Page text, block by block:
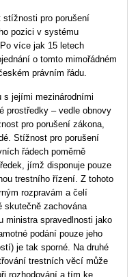
stížnosti pro porušení
pozici v systému
více jak 15 letech
o tomto mimořádném
právním řádu.
s jejími mezinárodními
prostředky – vedle obnovy
pro porušení zákona,
Stížnost pro porušení
řádech poměrně
jímž disponuje pouze
trestního řízení. Z tohoto
rozpravám a čelí
skutečně zachována
ministra spravedlnosti jako
podání pouze jeho
je tak sporné. Na druhé
trestních věcí může
rozhodování a tím ke